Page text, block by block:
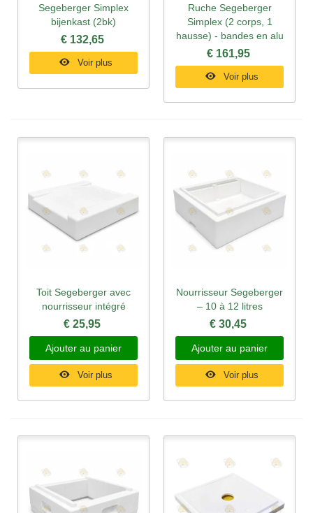
Segeberger Simplex
bijenkast (2bk)
€ 132,65
Voir plus
Ruche Segeberger
Simplex (2 corps, 1
hausse) - bandes en alu
€ 161,95
Voir plus
Toit Segeberger avec
nourrisseur intégré
€ 25,95
Ajouter au panier
Voir plus
Nourrisseur Segeberger
– 10 à 12 litres
€ 30,45
Ajouter au panier
Voir plus